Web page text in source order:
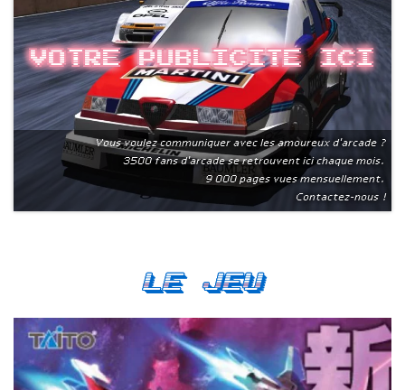
Votre publicite ici
Vous voulez communiquer avec les amoureux d'arcade ?
3500 fans d'arcade se retrouvent ici chaque mois.
9 000 pages vues mensuellement.
Contactez-nous !
Le Jeu